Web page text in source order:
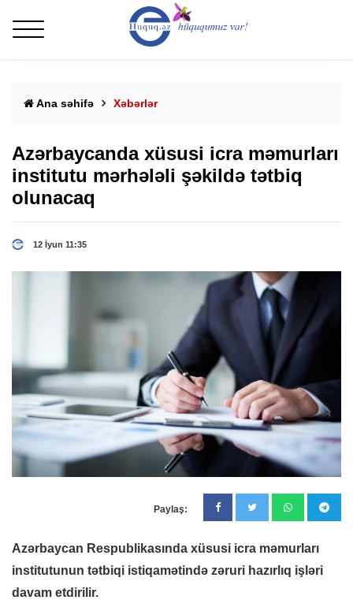
Ana səhifə Xəbərlər
Azərbaycanda xüsusi icra məmurları
institutu mərhələli şəkildə tətbiq
olunacaq
12 İyun 11:35
Paylaş:
Azərbaycan Respublikasında xüsusi icra məmurları
institutunun tətbiqi istiqamətində zəruri hazırlıq işləri
davam etdirilir.